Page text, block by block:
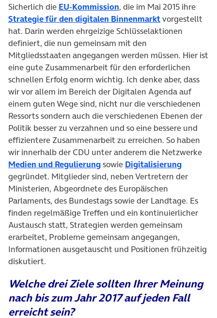
Sicherlich die EU-Kommission(öffnet in neuem Tab)
, die im Mai 2015 ihre
Strategie für den digitalen Binnenmarkt(öffnet in
vorgestellt
hat. Darin werden ehrgeizige Schlüsselaktionen
definiert, die nun gemeinsam mit den
Mitgliedsstaaten angegangen werden müssen. Hier ist
eine gute Zusammenarbeit für den erforderlichen
schnellen Erfolg enorm wichtig. Ich denke aber, dass
wir vor allem im Bereich der Digitalen Agenda auf
einem guten Wege sind, nicht nur die verschiedenen
Ressorts sondern auch die verschiedenen Ebenen der
Politik besser zu verzahnen und so eine bessere und
effizientere Zusammenarbeit zu erreichen. So haben
wir innerhalb der CDU unter anderem die Netzwerke
Medien und Regulierung(öffnet in neuem Tab)
sowie Digitalisierung(öffnet in
gegründet. Mitglieder sind, neben Vertretern der
Ministerien, Abgeordnete des Europäischen
Parlaments, des Bundestags sowie der Landtage. Es
finden regelmäßige Treffen und ein kontinuierlicher
Austausch statt, Strategien werden gemeinsam
erarbeitet, Probleme gemeinsam angegangen,
Informationen ausgetauscht und Positionen frühzeitig
diskutiert.
Welche drei Ziele sollten Ihrer Meinung
nach bis zum Jahr 2017 auf jeden Fall
erreicht sein?